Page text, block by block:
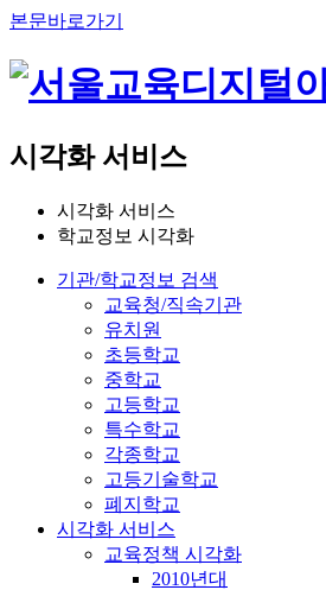
본문바로가기
시각화 서비스
시각화 서비스
학교정보 시각화
기관/학교정보 검색
교육청/직속기관
유치원
초등학교
중학교
고등학교
특수학교
각종학교
고등기술학교
폐지학교
시각화 서비스
교육정책 시각화
2010년대